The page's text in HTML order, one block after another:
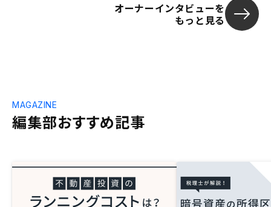
オーナーインタビューを
もっと見る
編集部おすすめ記事
MAGAZINE